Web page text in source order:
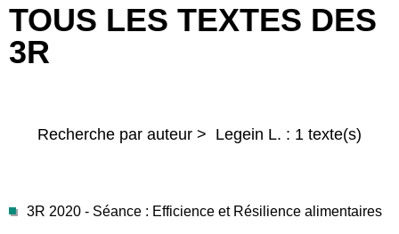
TOUS LES TEXTES DES
3R
Recherche par auteur > Legein L. : 1 texte(s)
3R 2020 - Séance : Efficience et Résilience alimentaires